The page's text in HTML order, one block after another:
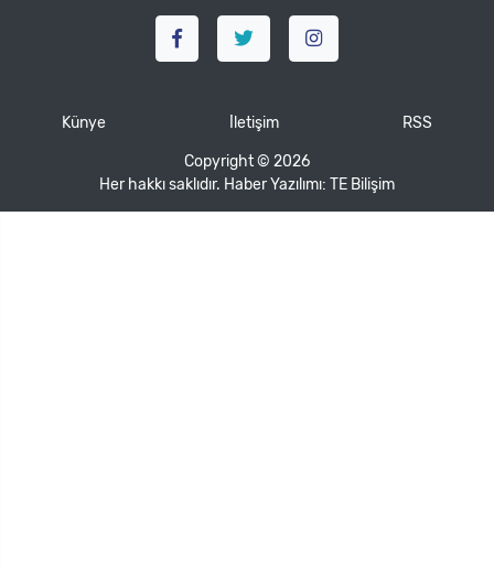
Künye İletişim RSS
Copyright © 2026
Her hakkı saklıdır. Haber Yazılımı: TE Bilişim